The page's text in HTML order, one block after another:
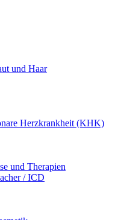
und Haar
Herzkrankheit (KHK)
und Therapien
/ ICD